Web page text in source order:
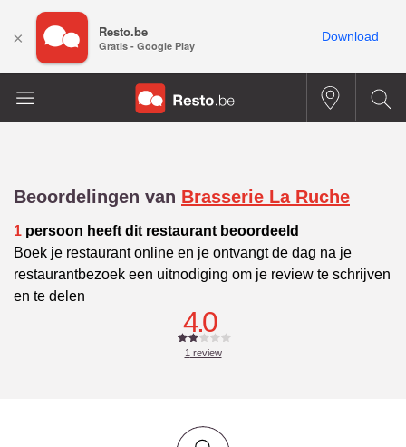
Beoordelingen van Brasserie La Ruche
1 persoon heeft dit restaurant beoordeeld
Boek je restaurant online en je ontvangt de dag na je
restaurantbezoek een uitnodiging om je review te schrijven
en te delen
4.0
1 review
× Resto.be
Gratis - Google Play
Download